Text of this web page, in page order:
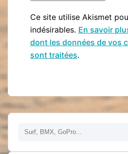
Ce site utilise Akismet
indésirables. En savoir
dont les données de vos
sont traitées.
Rechercher